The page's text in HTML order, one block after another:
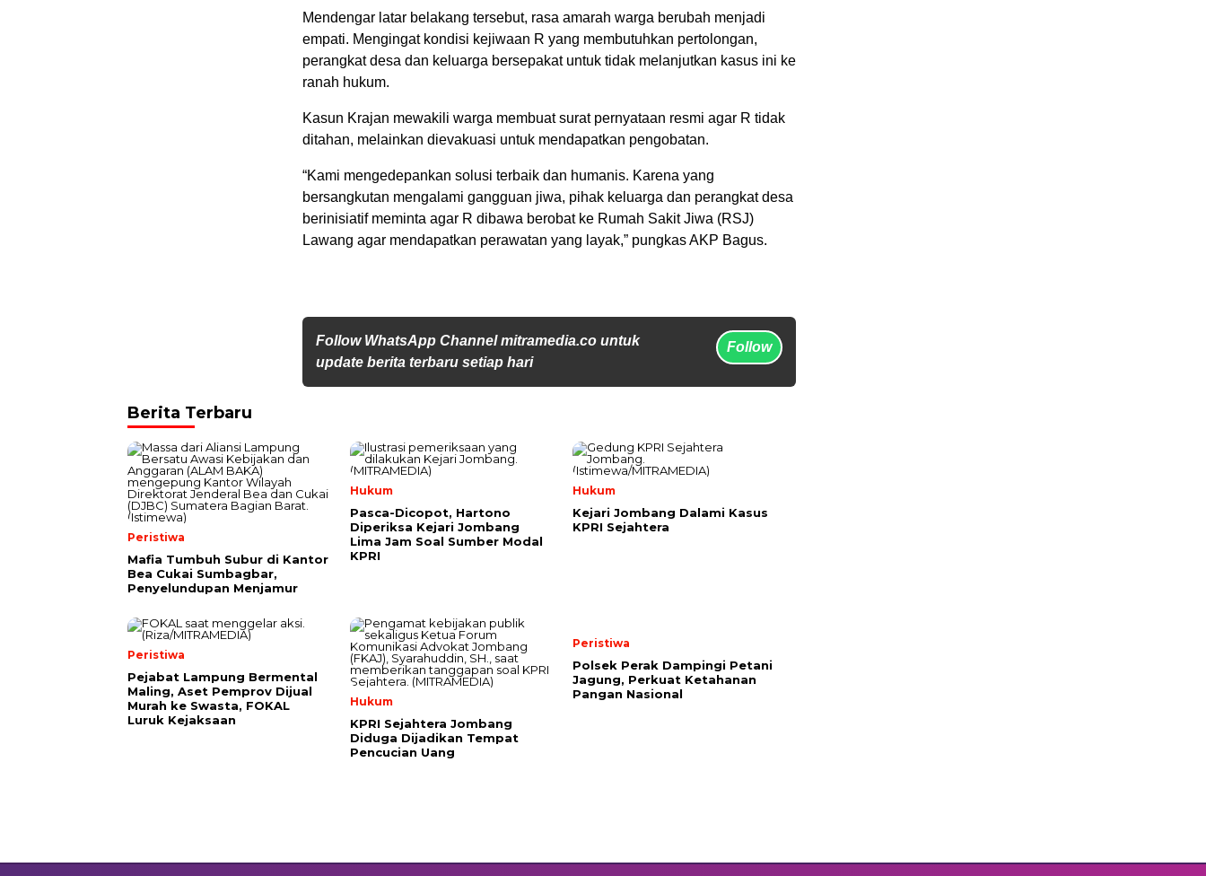
Mendengar latar belakang tersebut, rasa amarah warga berubah menjadi
empati. Mengingat kondisi kejiwaan R yang membutuhkan pertolongan,
perangkat desa dan keluarga bersepakat untuk tidak melanjutkan kasus ini ke
ranah hukum.
Kasun Krajan mewakili warga membuat surat pernyataan resmi agar R tidak
ditahan, melainkan dievakuasi untuk mendapatkan pengobatan.
“Kami mengedepankan solusi terbaik dan humanis. Karena yang
bersangkutan mengalami gangguan jiwa, pihak keluarga dan perangkat desa
berinisiatif meminta agar R dibawa berobat ke Rumah Sakit Jiwa (RSJ)
Lawang agar mendapatkan perawatan yang layak,” pungkas AKP Bagus.
Follow WhatsApp Channel mitramedia.co untuk
update berita terbaru setiap hari
Follow
Berita Terbaru
Peristiwa
Mafia Tumbuh Subur di Kantor
Bea Cukai Sumbagbar,
Penyelundupan Menjamur
Hukum
Pasca-Dicopot, Hartono
Diperiksa Kejari Jombang
Lima Jam Soal Sumber Modal
KPRI
Hukum
Kejari Jombang Dalami Kasus
KPRI Sejahtera
Peristiwa
Pejabat Lampung Bermental
Maling, Aset Pemprov Dijual
Murah ke Swasta, FOKAL
Luruk Kejaksaan
Hukum
KPRI Sejahtera Jombang
Diduga Dijadikan Tempat
Pencucian Uang
Peristiwa
Polsek Perak Dampingi Petani
Jagung, Perkuat Ketahanan
Pangan Nasional